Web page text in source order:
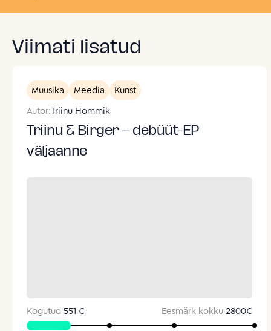
Viimati lisatud
Muusika Meedia
Kunst
Autor:Triinu Hommik
Triinu & Birger – debüüt-EP
väljaanne
Kogutud 551 € Eesmärk kokku 2800€